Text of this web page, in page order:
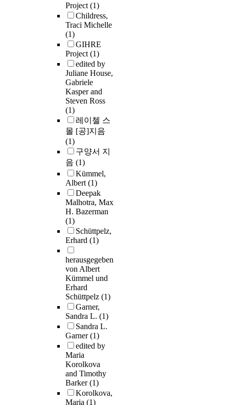
Project(1)
Childress,
Traci Michelle
(1)
GIHRE
Project(1)
edited by
Juliane House,
Gabriele
Kasper and
Steven Ross
(1)
레이첼 스
몰 [공]지음
(1)
구양서 지
음 (1)
Kümmel,
Albert(1)
Deepak
Malhotra, Max
H. Bazerman
(1)
Schüttpelz,
Erhard (1)
herausgegeben
von Albert
Kümmel und
Erhard
Schüttpelz (1)
Garner,
Sandra L. (1)
Sandra L.
Garner(1)
edited by
Maria
Korolkova
and Timothy
Barker(1)
Korolkova,
Maria (1)